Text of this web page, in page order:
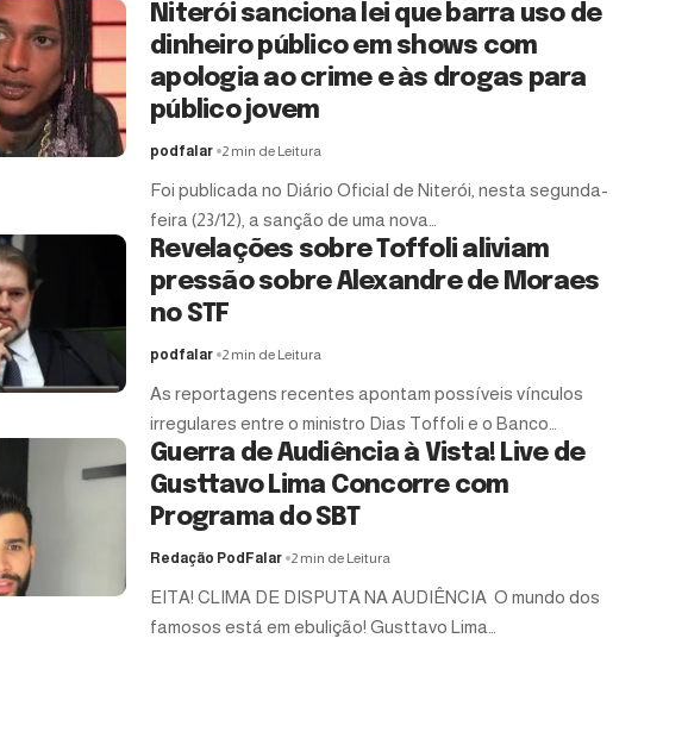
Niterói sanciona lei que barra uso de
dinheiro público em shows com
apologia ao crime e às drogas para
público jovem
podfalar 2 min de Leitura
Foi publicada no Diário Oficial de Niterói, nesta segunda-
feira (23/12), a sanção de uma nova…
Revelações sobre Toffoli aliviam
pressão sobre Alexandre de Moraes
no STF
podfalar 2 min de Leitura
As reportagens recentes apontam possíveis vínculos
irregulares entre o ministro Dias Toffoli e o Banco…
Guerra de Audiência à Vista! Live de
Gusttavo Lima Concorre com
Programa do SBT
Redação PodFalar 2 min de Leitura
EITA! CLIMA DE DISPUTA NA AUDIÊNCIA O mundo dos
famosos está em ebulição! Gusttavo Lima…